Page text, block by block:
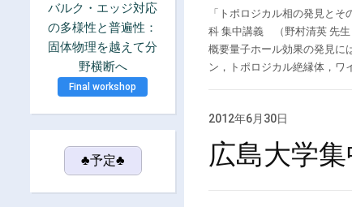
バルク・エッジ対応
の多様性と普遍性：
固体物理を越えて分
野横断へ
Final workshop
♣予定♣
「トポロジカル相の発見と
科 集中講義 （野村清英 先生
概要量子ホール効果の発見に
ン，トポロジカル絶縁体，ワ
2012年6月30日
広島大学